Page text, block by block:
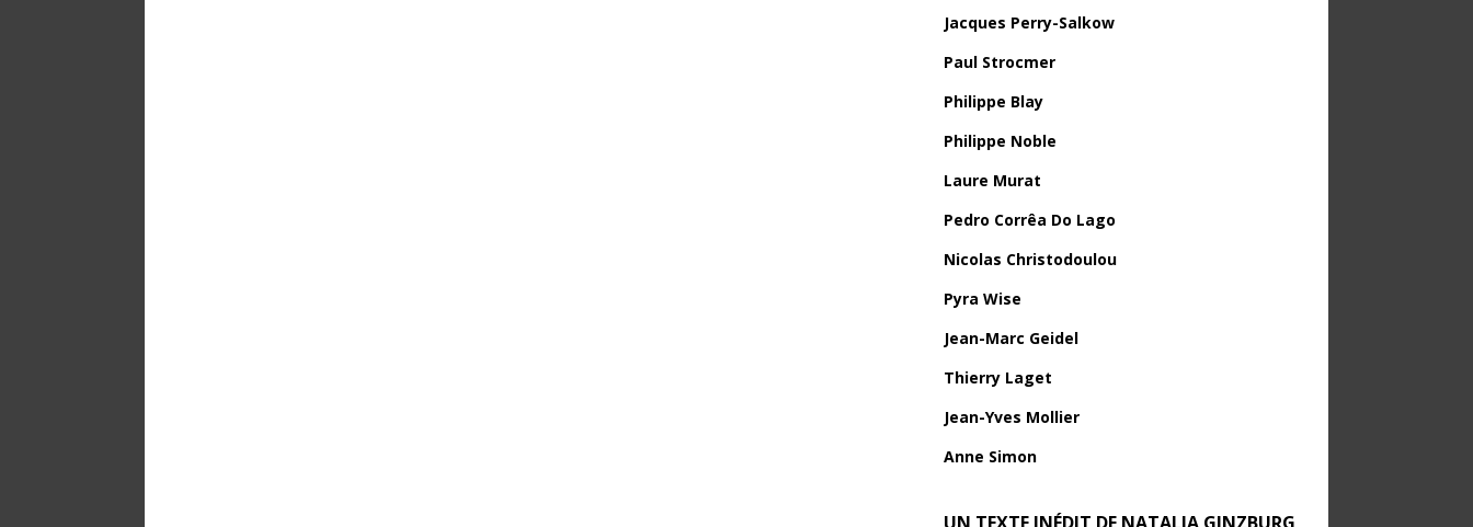
Jacques Perry-Salkow
Paul Strocmer
Philippe Blay
Philippe Noble
Laure Murat
Pedro Corrêa Do Lago
Nicolas Christodoulou
Pyra Wise
Jean-Marc Geidel
Thierry Laget
Jean-Yves Mollier
Anne Simon